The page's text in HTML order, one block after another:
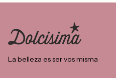
La belleza es ser vos misma